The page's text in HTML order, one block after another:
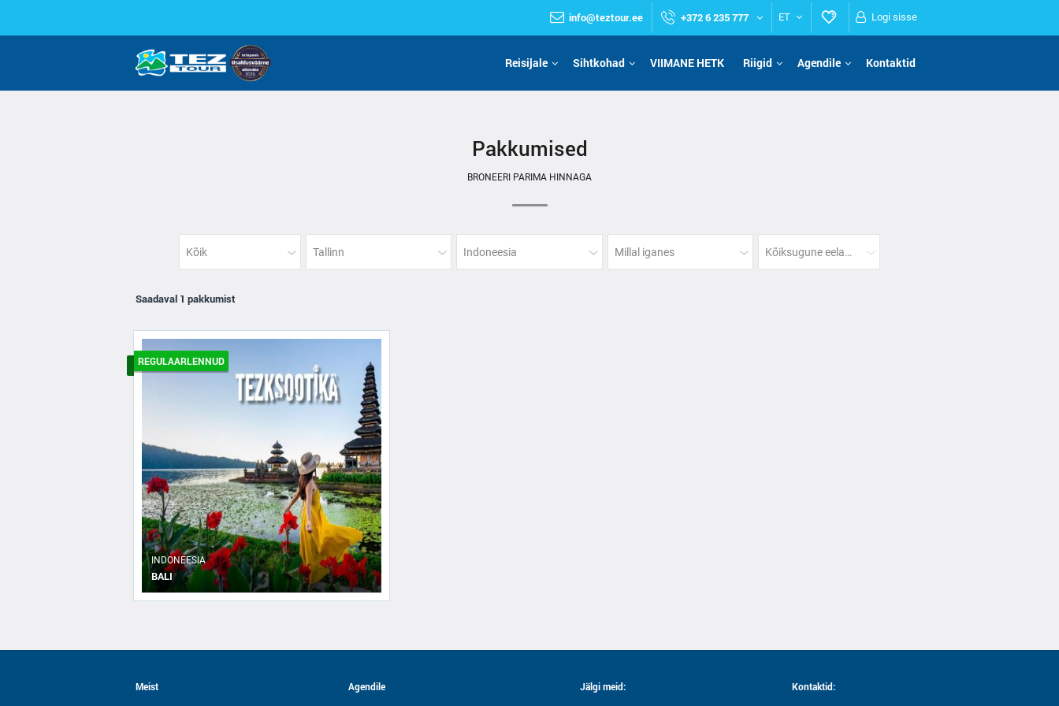
info@teztour.ee +372 6 235 777 ET Logi sisse
Reisijale Sihtkohad VIIMANE HETK Riigid Agendile Kontaktid
Pakkumised
BRONEERI PARIMA HINNAGA
Kõik Tallinn Indoneesia Millal iganes Kõiksugune eelarve
Saadaval 1 pakkumist
REGULAARLENNUD
INDONEESIA
BALI
Meist Agendile Jälgi meid: Kontaktid: